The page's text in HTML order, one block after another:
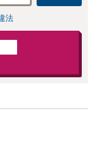
の対処法、被害
との示談交渉
法